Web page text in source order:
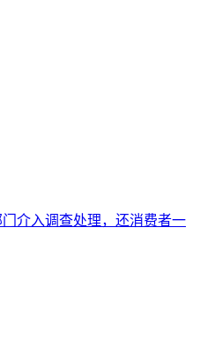
介入调查处理，还消费者一